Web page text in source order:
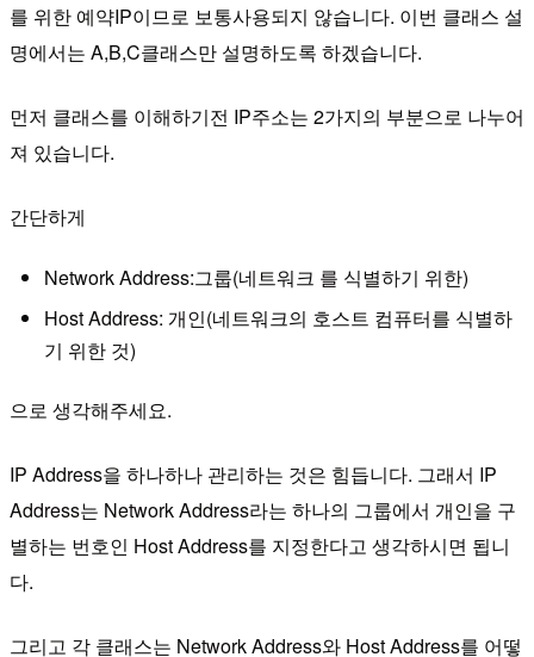
를 위한 예약IP이므로 보통사용되지 않습니다. 이번 클래스 설
명에서는 A,B,C클래스만 설명하도록 하겠습니다.
먼저 클래스를 이해하기전 IP주소는 2가지의 부분으로 나누어
져 있습니다.
간단하게
Network Address:그룹(네트워크 를 식별하기 위한)
Host Address: 개인(네트워크의 호스트 컴퓨터를 식별하
기 위한 것)
으로 생각해주세요.
IP Address을 하나하나 관리하는 것은 힘듭니다. 그래서 IP
Address는 Network Address라는 하나의 그룹에서 개인을 구
별하는 번호인 Host Address를 지정한다고 생각하시면 됩니
다.
그리고 각 클래스는 Network Address와 Host Address를 어떻